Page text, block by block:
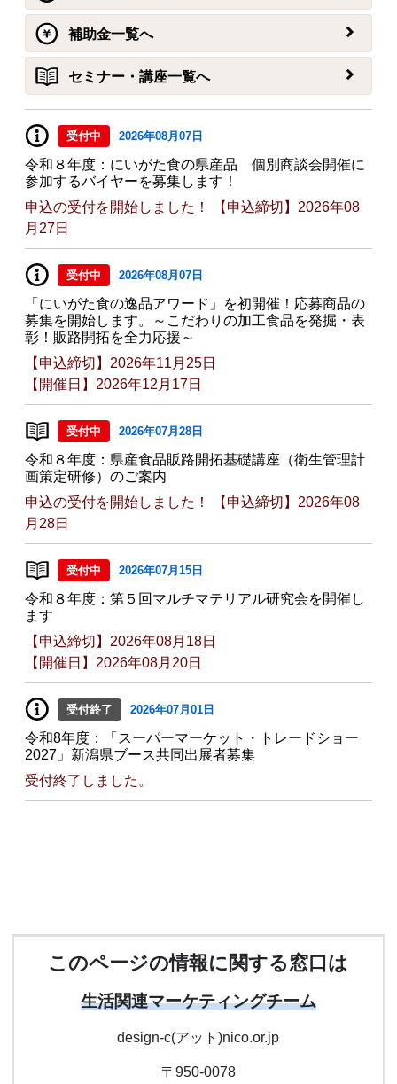
補助金一覧へ
セミナー・講座一覧へ
受付中 2026年08月07日
令和８年度：にいがた食の県産品 個別商談会開催に
参加するバイヤーを募集します！
申込の受付を開始しました！ 【申込締切】2026年08
月27日
受付中 2026年08月07日
「にいがた食の逸品アワード」を初開催！応募商品の
募集を開始します。～こだわりの加工食品を発掘・表
彰！販路開拓を全力応援～
【申込締切】2026年11月25日
【開催日】2026年12月17日
受付中 2026年07月28日
令和８年度：県産食品販路開拓基礎講座（衛生管理計
画策定研修）のご案内
申込の受付を開始しました！ 【申込締切】2026年08
月28日
受付中 2026年07月15日
令和８年度：第５回マルチマテリアル研究会を開催し
ます
【申込締切】2026年08月18日
【開催日】2026年08月20日
受付終了 2026年07月01日
令和8年度：「スーパーマーケット・トレードショー
2027」新潟県ブース共同出展者募集
受付終了しました。
このページの情報に関する窓口は
生活関連マーケティングチーム
design-c(アット)nico.or.jp
〒950-0078